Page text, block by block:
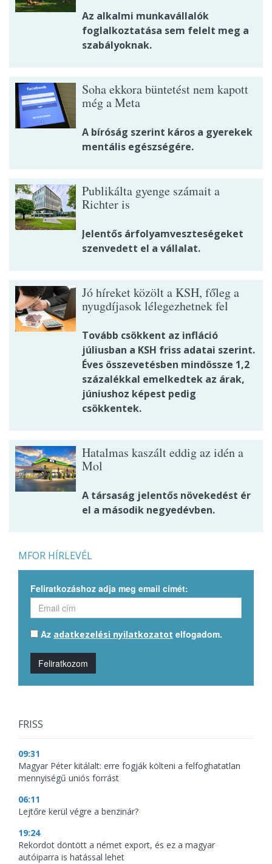
Az alkalmi munkavállalók
foglalkoztatása sem felelt meg a
szabályoknak.
Soha ekkora büntetést nem kapott
még a Meta
A bíróság szerint káros a gyerekek
mentális egészségére.
Publikálta gyenge számait a
Richter is
Jelentős árfolyamveszteségeket
szenvedett el a vállalat.
Jó híreket közölt a KSH, főleg a
nyugdíjasok lélegezhetnek fel
Tovább csökkent az infláció
júliusban a KSH friss adatai szerint.
Éves összevetésben mindössze 1,2
százalékkal emelkedtek az árak,
júniushoz képest pedig
csökkentek.
Hatalmas kaszált eddig az idén a
Mol
A társaság jelentős növekedést ér
el a második negyedévben.
MFOR HÍRLEVÉL
Feliratkozáshoz adja meg email címét:
Az adatkezelési nyilatkozatot elfogadom.
Feliratkozom
FRISS
09:31
Magyar Péter kitálalt: erre fogják költeni a felfoghatatlan
mennyiségű uniós forrást
06:11
Lejtőre kerül végre a benzinár?
19:24
Rekordot döntött a német export, és ez a magyar
autóiparra is hatással lehet